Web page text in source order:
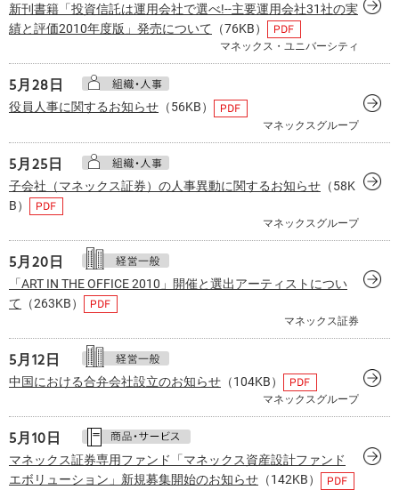
新刊書籍「投資信託は運用会社で選べ!--主要運用会社31社の実
績と評価2010年度版」発売について （76KB）
マネックス・ユニバーシティ
5月28日
役員人事に関するお知らせ （56KB）
マネックスグループ
5月25日
子会社（マネックス証券）の人事異動に関するお知らせ （58K
B）
マネックスグループ
5月20日
「ART IN THE OFFICE 2010」開催と選出アーティストについ
て （263KB）
マネックス証券
5月12日
中国における合弁会社設立のお知らせ （104KB）
マネックスグループ
5月10日
マネックス証券専用ファンド「マネックス資産設計ファンド
エボリューション」新規募集開始のお知らせ （142KB）